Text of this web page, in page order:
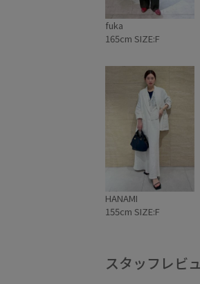
fuka
165cm SIZE:F
HANAMI
155cm SIZE:F
スタッフレビ